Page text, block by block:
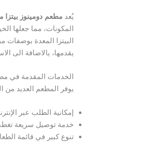
يُعدمطعم دومينوز بيتزا
المكونات، مما جعلها
البيتزا المعدة
يقدمها، يالاضافة الى
الخدمات المقدمة في
يوفر المطعم العديد من
إمكانية الطلب عبر
خدمة توصيل سريعة
تنوع كبير في قائمة